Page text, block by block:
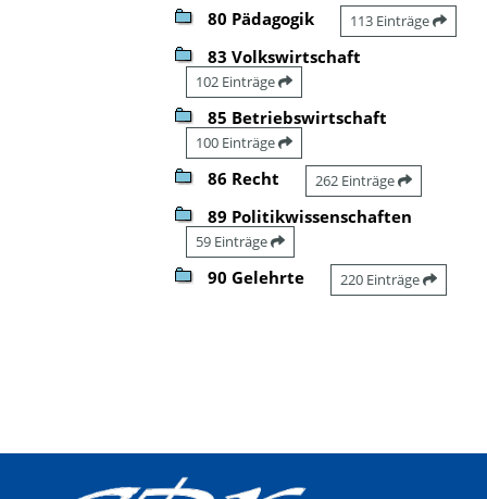
80 Pädagogik 113 Einträge
83 Volkswirtschaft
102 Einträge
85 Betriebswirtschaft
100 Einträge
86 Recht 262 Einträge
89 Politikwissenschaften
59 Einträge
90 Gelehrte 220 Einträge